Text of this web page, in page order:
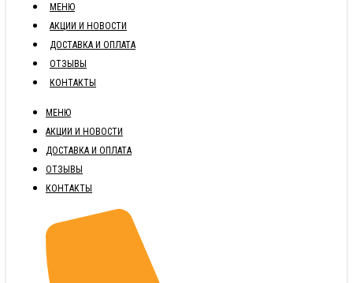
МЕНЮ
АКЦИИ И НОВОСТИ
ДОСТАВКА И ОПЛАТА
ОТЗЫВЫ
КОНТАКТЫ
МЕНЮ
АКЦИИ И НОВОСТИ
ДОСТАВКА И ОПЛАТА
ОТЗЫВЫ
КОНТАКТЫ